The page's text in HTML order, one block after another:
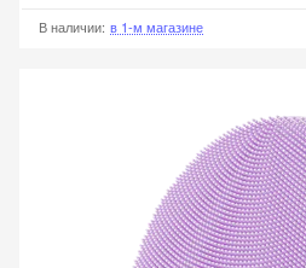
В наличии: в 1-м магазине